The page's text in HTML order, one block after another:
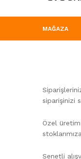
MAĞAZA
siparişinizi
Özel
Senetli